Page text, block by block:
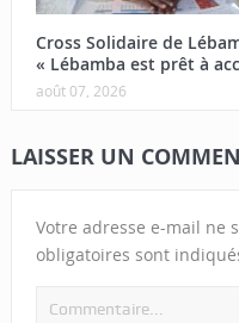
Cross Solidaire de
« Lébamba est prêt à
août 07, 2026
LAISSER UN
Votre adresse e-mail ne
obligatoires sont